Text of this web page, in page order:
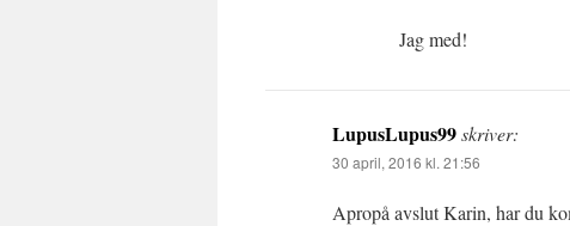
Jag med!
LupusLupus99skriver:
30 april, 2016 kl. 21:56
Apropå avslut Karin, har du